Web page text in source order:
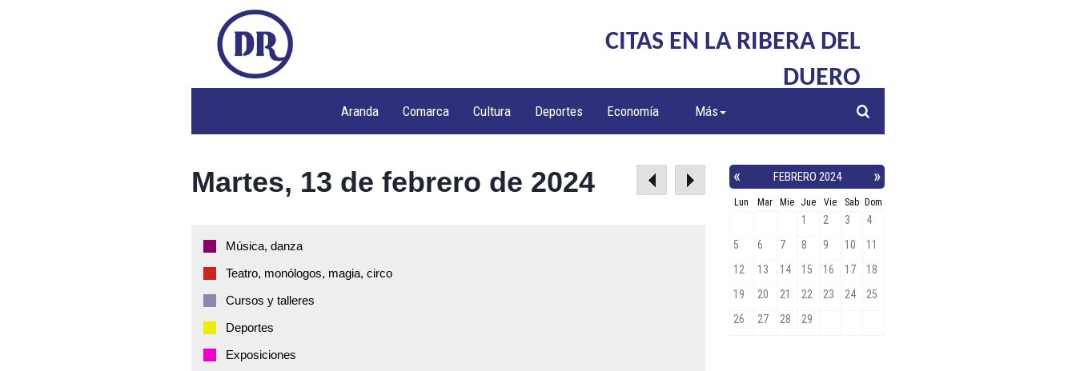
CITAS EN LA RIBERA DEL
DUERO
Aranda Comarca Cultura Deportes Economía Más
Martes, 13 de febrero de 2024
Música, danza
Teatro, monólogos, magia, circo
Cursos y talleres
Deportes
Exposiciones